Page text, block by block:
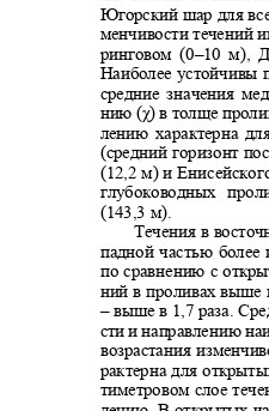
Югорский шар для
менчивости течений
ринговом (0–10 м),
Наиболее устойчивы
средние значения
нию (χ) в толще
лению характерна
(средний горизонт
(12,2 м) и
глубоководных
(143,3 м).
Течения в
падной частью
по сравнению с
ний в проливах выше
–выше в 1,7 раза.
сти и направлению
возрастания
рактерна для
тиметровом слое